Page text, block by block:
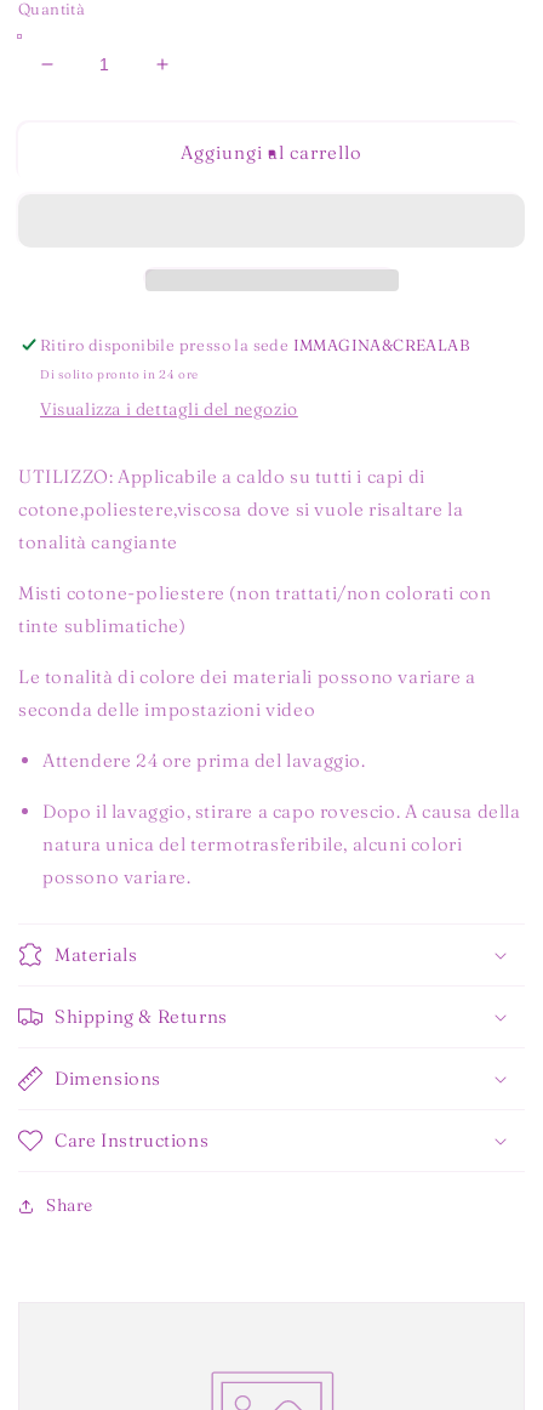
Quantità
Diminuisci
Aumenta
H0020
Aggiungi al carrello
Ritiro disponibile presso la sede IMMAGINA&CREALAB
Di solito pronto in 24 ore
Visualizza i dettagli del negozio
UTILIZZO: Applicabile a caldo su tutti i capi di
cotone,poliestere,viscosa dove si vuole risaltare la
tonalità cangiante
Misti cotone-poliestere (non trattati/non colorati con
tinte sublimatiche)
Le tonalità di colore dei materiali possono variare a
seconda delle impostazioni video
Attendere 24 ore prima del lavaggio.
Dopo il lavaggio, stirare a capo rovescio. A causa della
natura unica del termotrasferibile, alcuni colori
possono variare.
Materials
Shipping & Returns
Dimensions
Care Instructions
Share